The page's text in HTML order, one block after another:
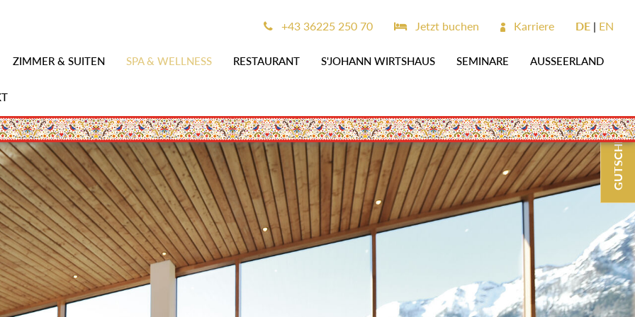
ZIMMER & SUITEN SPA & WELLNESS RESTAURANT S'JOHANN WIRTSHAUS SEMINARE AUSSEERLAND
+43 36225 250 70 Jetzt buchen Karriere DE EN
GUTSCHEINE